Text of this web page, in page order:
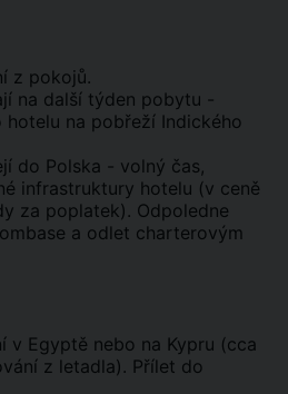
z pokojů.
na další týden pobytu -
na pobřeží Indického
do Polska - volný čas,
infrastruktury hotelu (v ceně
za poplatek). Odpoledne
a odlet charterovým
v Egyptě nebo na Kypru (cca
z letadla). Přílet do